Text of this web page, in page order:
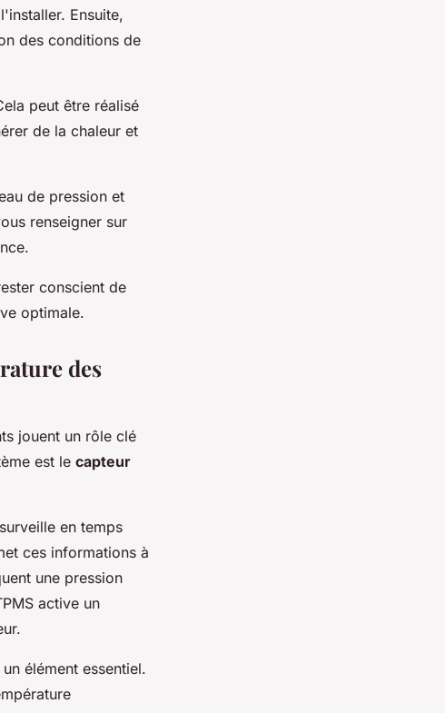
Ensuite,
des conditions de
peut être réalisé
de la chaleur et
de pression et
renseigner sur
conscient de
optimale.
des
jouent un rôle clé
est le capteur
en temps
ces informations à
une pression
active un
élément essentiel.